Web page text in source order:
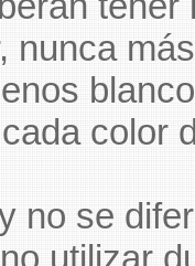
nunca
color
no se
utilizar